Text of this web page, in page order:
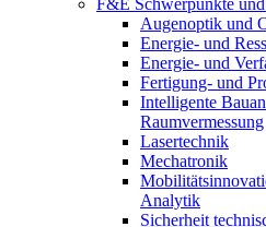
F&E Schwerpunkte
Augenoptik und
Energie- und
Energie- und
Fertigung- und
Intelligente
Raumvermessung
Lasertechnik
Mechatronik
Analytik
Sicherheit